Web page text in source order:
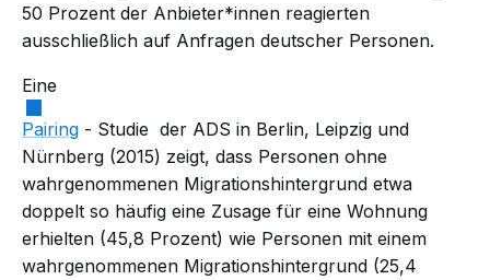
50 Prozent der Anbieter*innen reagierten
ausschließlich auf Anfragen deutscher Personen.
Eine
Pairing - Studie der ADS in Berlin, Leipzig und
Nürnberg (2015) zeigt, dass Personen ohne
wahrgenommenen Migrationshintergrund etwa
doppelt so häufig eine Zusage für eine Wohnung
erhielten (45,8 Prozent) wie Personen mit einem
wahrgenommenen Migrationshintergrund (25,4